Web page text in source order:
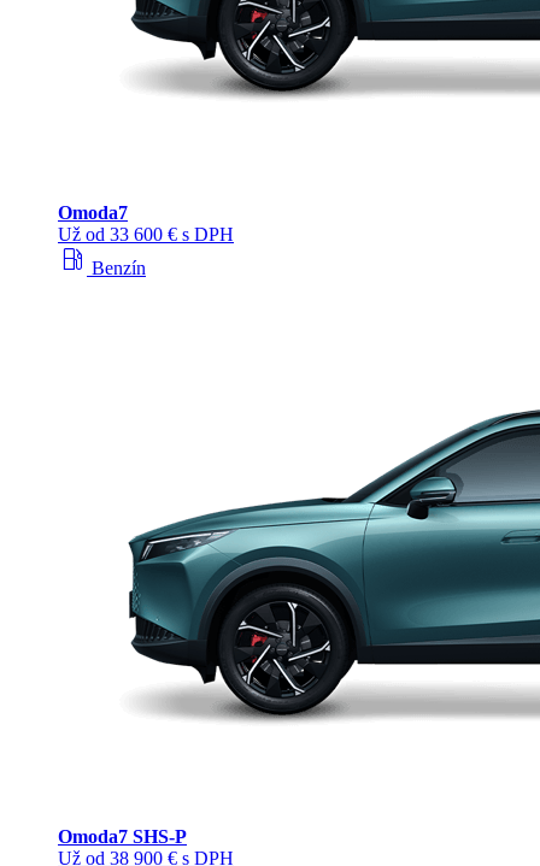
Omoda7
Už od 33 600 € s DPH
local_gas_station Benzín
Omoda7 SHS-P
Už od 38 900 € s DPH